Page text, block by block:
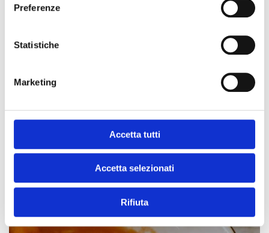
Preferenze
Statistiche
Marketing
Accetta tutti
Accetta selezionati
Rifiuta